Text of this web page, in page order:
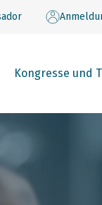
Kongresse und